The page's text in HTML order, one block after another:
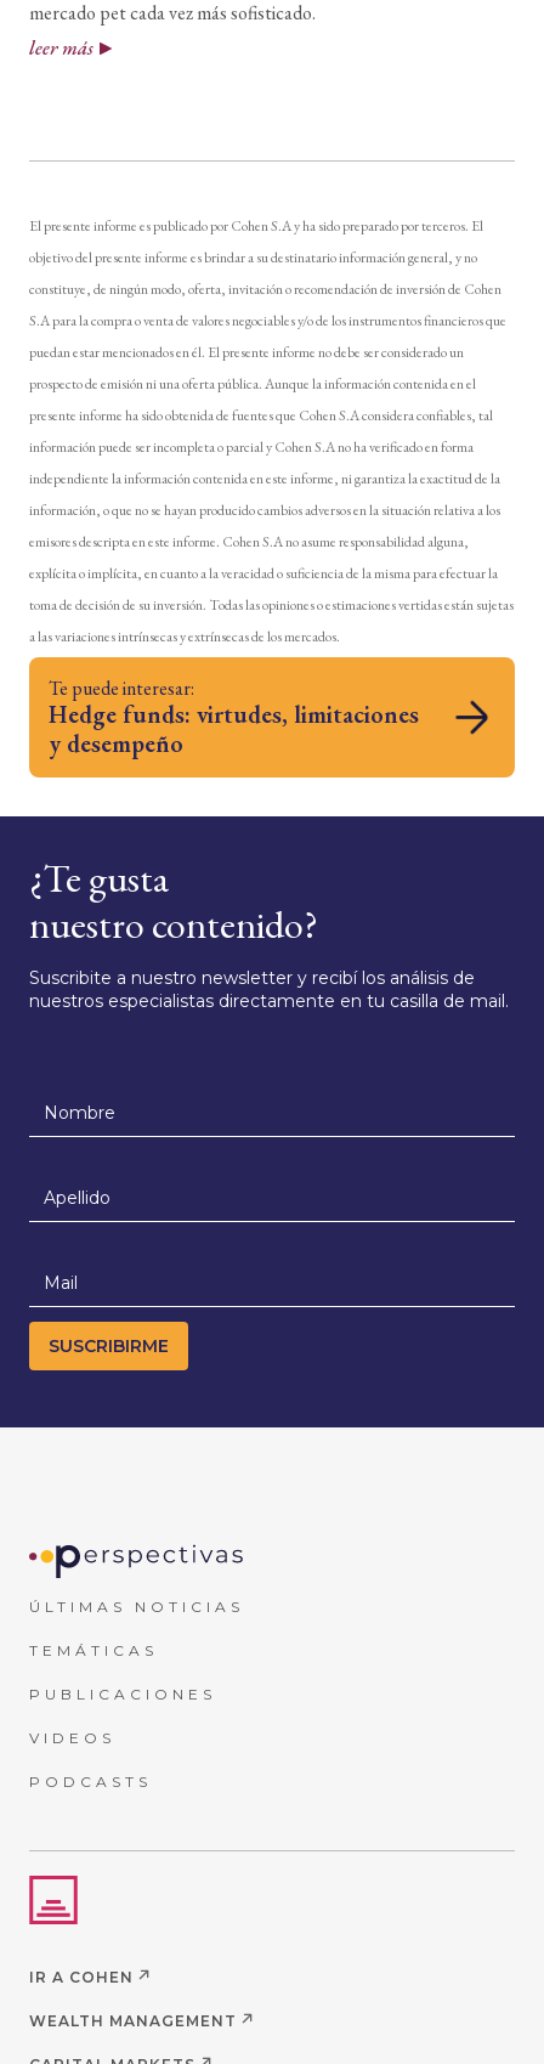
mercado pet cada vez más sofisticado.
leer más
El presente informe es publicado por Cohen S.A y ha sido preparado por terceros. El
objetivo del presente informe es brindar a su destinatario información general, y no
constituye, de ningún modo, oferta, invitación o recomendación de inversión de Cohen
S.A para la compra o venta de valores negociables y/o de los instrumentos financieros que
puedan estar mencionados en él. El presente informe no debe ser considerado un
prospecto de emisión ni una oferta pública. Aunque la información contenida en el
presente informe ha sido obtenida de fuentes que Cohen S.A considera confiables, tal
información puede ser incompleta o parcial y Cohen S.A no ha verificado en forma
independiente la información contenida en este informe, ni garantiza la exactitud de la
información, o que no se hayan producido cambios adversos en la situación relativa a los
emisores descripta en este informe. Cohen S.A no asume responsabilidad alguna,
explícita o implícita, en cuanto a la veracidad o suficiencia de la misma para efectuar la
toma de decisión de su inversión. Todas las opiniones o estimaciones vertidas están sujetas
a las variaciones intrínsecas y extrínsecas de los mercados.
Te puede interesar:
Hedge funds: virtudes, limitaciones
y desempeño
¿Te gusta
nuestro contenido?
Suscribite a nuestro newsletter y recibí los análisis de
nuestros especialistas directamente en tu casilla de mail.
ÚLTIMAS NOTICIAS
TEMÁTICAS
PUBLICACIONES
VIDEOS
PODCASTS
IR A COHEN
WEALTH MANAGEMENT